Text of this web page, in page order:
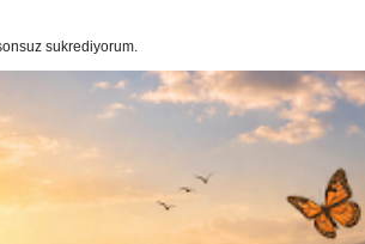
sukrediyorum.